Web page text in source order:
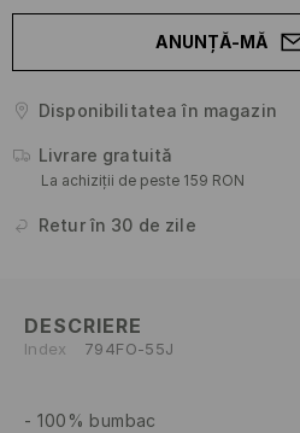
ANUNȚĂ-MĂ
Disponibilitatea în magazin
Livrare gratuită
La achiziții de peste 159 RON
Retur în 30 de zile
DESCRIERE
Index 794FO-55J
100% bumbac